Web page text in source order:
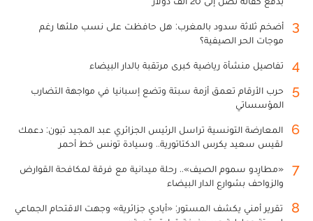
3
أضخم ثلاثة سدود بالمغرب: هل حافظت على نسب ملئها رغم
موجات الحر الصيفية؟
4 تفاصيل منشأة رياضية كبرى مرتقبة بالدار البيضاء
5
حرب الأرقام تعمق أزمة سبتة وتضع إسبانيا في مواجهة التضارب
المؤسساتي
6
المعارضة التونسية تراسل الرئيس الجزائري عبد المجيد تبون: دعمك
لقيس سعيد يكرس الدكتاتورية.. وسيادة تونس خط أحمر
7
«مطارِدو سموم الصيف».. رحلة ميدانية مع فرقة لمكافحة القوارض
والزواحف بشوارع الدار البيضاء
8
تقرير أمني يكشف المستور: «أيادي جزائرية» وجهت الاقتحام الجماعي